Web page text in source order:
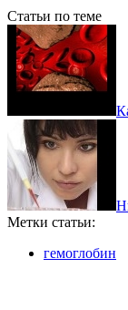
Статьи по теме
Метки статьи:
гемоглобин